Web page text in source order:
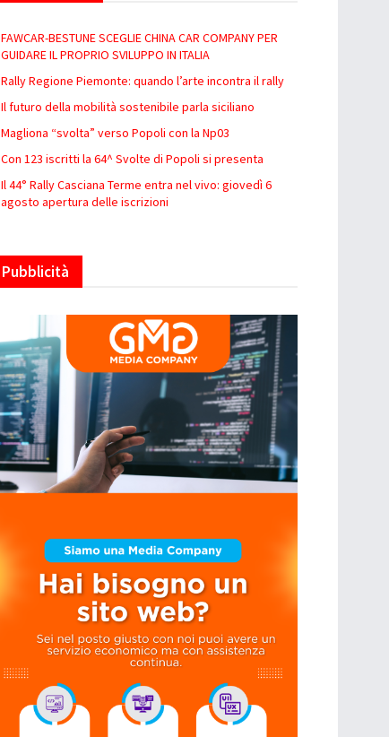
FAWCAR-BESTUNE SCEGLIE CHINA CAR COMPANY PER
GUIDARE IL PROPRIO SVILUPPO IN ITALIA
Rally Regione Piemonte: quando l’arte incontra il rally
Il futuro della mobilità sostenibile parla siciliano
Magliona “svolta” verso Popoli con la Np03
Con 123 iscritti la 64^ Svolte di Popoli si presenta
Il 44° Rally Casciana Terme entra nel vivo: giovedì 6
agosto apertura delle iscrizioni
Pubblicità